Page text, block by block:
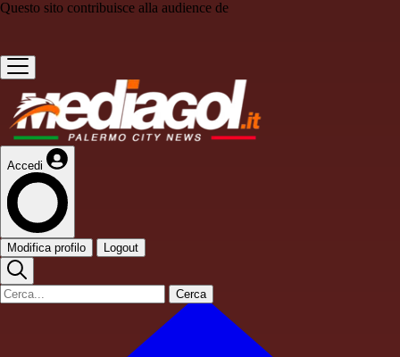
Questo sito contribuisce alla audience de
Accedi
Modifica profilo Logout
Cerca